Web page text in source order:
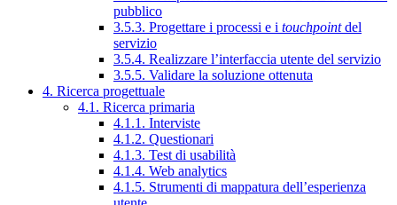
pubblico
3.5.3. Progettare i processi e i touchpointdel
servizio
3.5.4. Realizzare l’interfaccia utente del servizio
3.5.5. Validare la soluzione ottenuta
4. Ricerca progettuale
4.1. Ricerca primaria
4.1.1. Interviste
4.1.2. Questionari
4.1.3. Test di usabilità
4.1.4. Web analytics
4.1.5. Strumenti di mappatura dell’esperienza